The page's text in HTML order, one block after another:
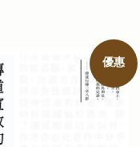
優惠